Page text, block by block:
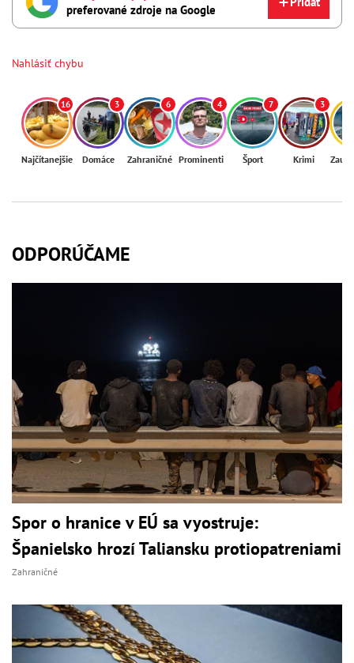
preferované zdroje na Google
Nahlásiť chybu
16
Najčítanejšie
3
Domáce
6
Zahraničné
4
Prominenti
7
Šport
3
Krimi
ODPORÚČAME
Spor o hranice v EÚ sa vyostruje:
Španielsko hrozí Taliansku protiopatreniami
Zahraničné